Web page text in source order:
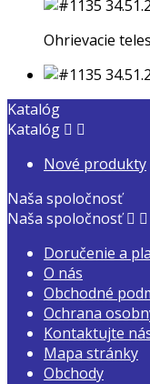
Ohrievacie
Katalóg
Katalóg  
Nové produkty
Naša spoločnosť
Naša spoločnosť  
Doručenie a
O nás
Obchodné
Ochrana
Kontaktujte
Mapa stránky
Obchody